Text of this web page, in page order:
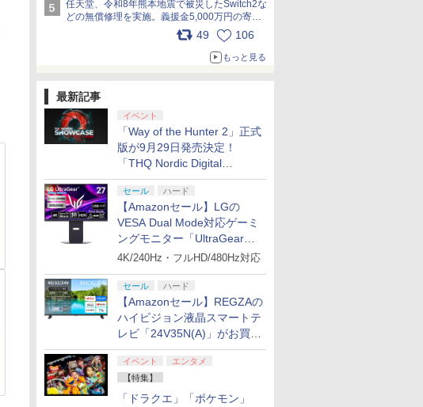
任天堂、令和8年熊本地震で被災したSwitch2な
どの無償修理を実施。義援金5,000万円の寄付
も発表 pic.x.com/BAYsMfUfUC
49 106
もっと見る
最新記事
イベント
「Way of the Hunter 2」正式
版が9月29日発売決定！
「THQ Nordic Digital
Showcase 2026」まとめ
セール ハード
【Amazonセール】LGの
VESA Dual Mode対応ゲーミ
ングモニター「UltraGear
27G850A-B」がお買い得！
4K/240Hz・フルHD/480Hz対応
セール ハード
【Amazonセール】REGZAの
ハイビジョン液晶スマートテ
レビ「24V35N(A)」がお買い
得！
イベント
エンタメ
【特集】
「ドラクエ」「ポケモン」